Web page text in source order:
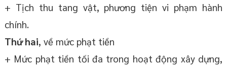
+ Tịch thu tang vật, phương tiện vi phạm hành
chính.
Thứ hai, về mức phạt tiền
+ Mức phạt tiền tối đa trong hoạt động xây dựng,